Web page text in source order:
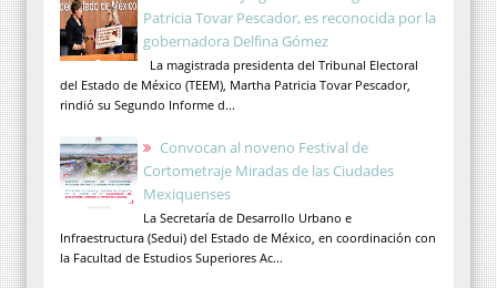
Patricia Tovar Pescador, es reconocida por la
gobernadora Delfina Gómez
La magistrada presidenta del Tribunal Electoral
del Estado de México (TEEM), Martha Patricia Tovar Pescador,
rindió su Segundo Informe d...
Convocan al noveno Festival de
Cortometraje Miradas de las Ciudades
Mexiquenses
La Secretaría de Desarrollo Urbano e
Infraestructura (Sedui) del Estado de México, en coordinación con
la Facultad de Estudios Superiores Ac...